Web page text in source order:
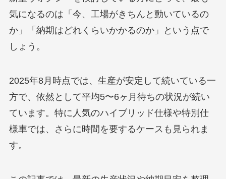
気になるのは「今、工場がきちんと動いているの
か」「納期はどれくらいかかるのか」という点で
しょう。
2025年8月時点では、生産が安定して続いている一
方で、依然として平均5〜6ヶ月待ちの状況が続い
ています。特に人気のハイブリッド仕様や特別仕
様車では、さらに時間を要するケースも見られま
す。